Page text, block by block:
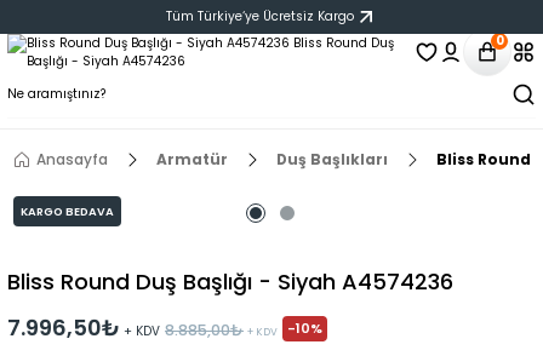
Tüm Türkiye‘ye Ücretsiz Kargo
0
Anasayfa Armatür Duş Başlıkları Bliss Round
KARGO BEDAVA
Bliss Round Duş Başlığı - Siyah A4574236
7.996,50₺ + KDV 8.885,00₺ + KDV -10%